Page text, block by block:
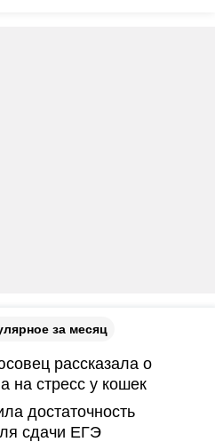
за месяц
рассказала о
на стресс у кошек
достаточность
сдачи ЕГЭ